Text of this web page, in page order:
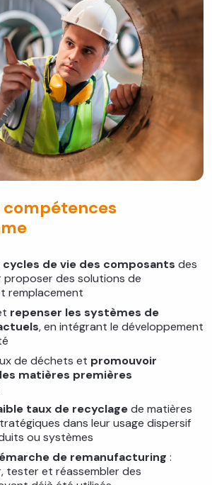
de vie des composants des
des solutions de
remplacement
repenser les systèmes de
, en intégrant le développement
de déchets et promouvoir
matières premières
taux de recyclagede matières
dans leur usage dispersif
ou systèmes
de remanufacturing :
tester et réassembler des